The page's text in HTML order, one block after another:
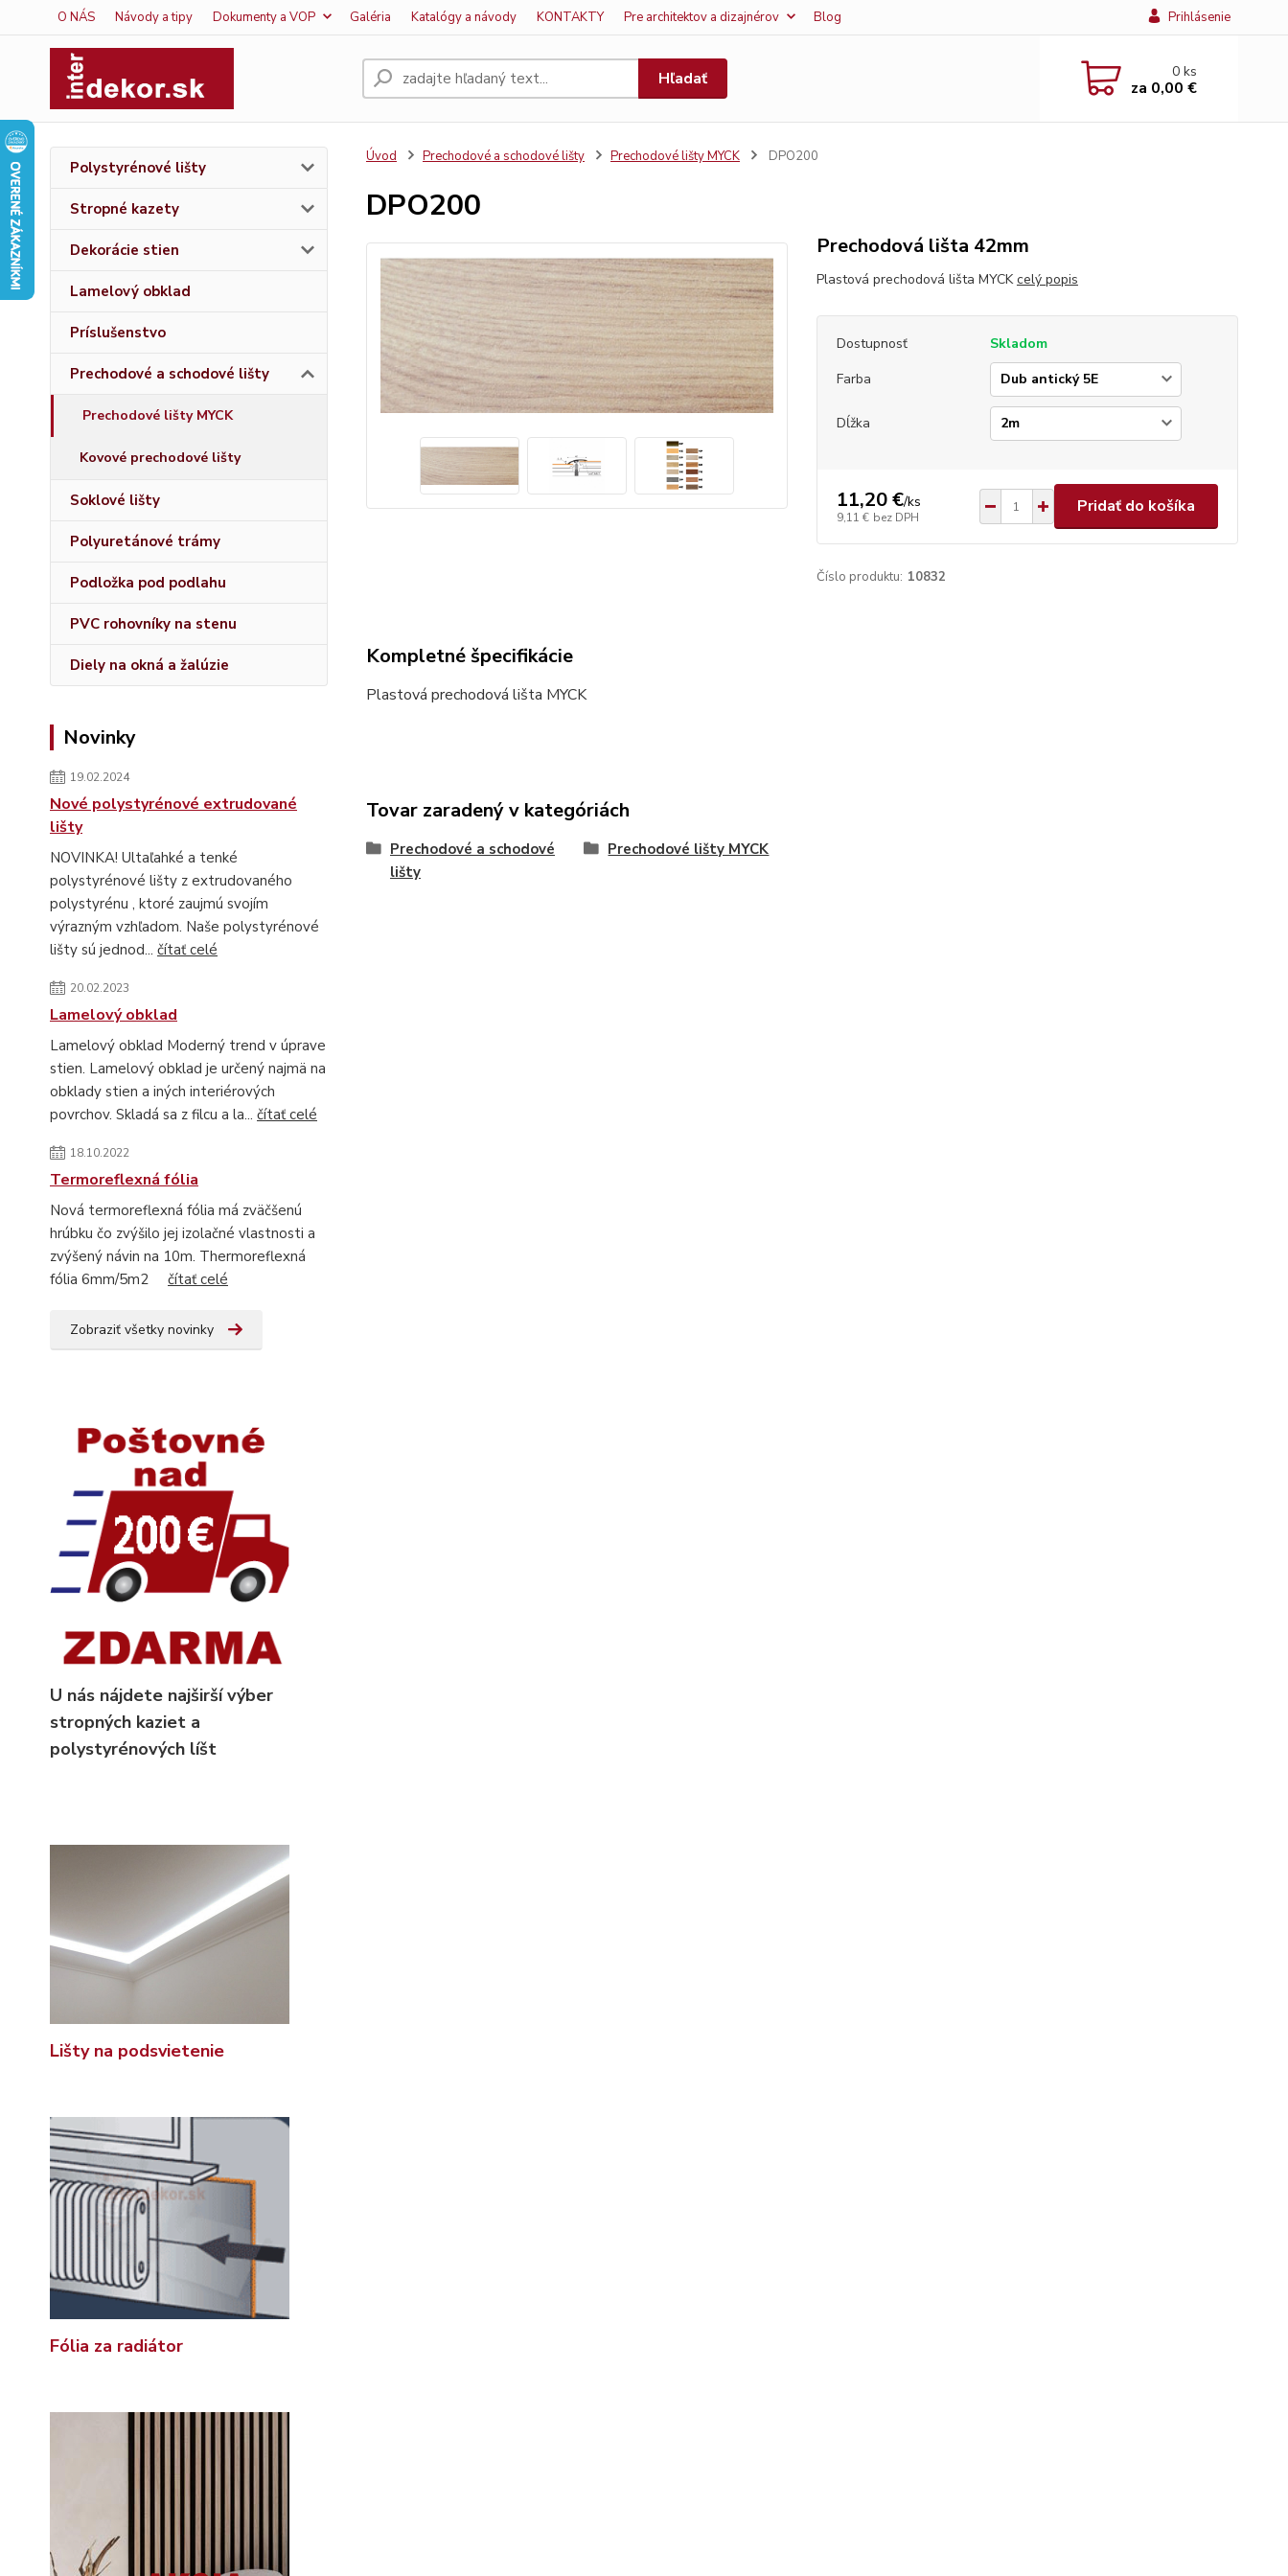
O NÁS Návody a tipy Dokumenty a VOP Galéria Katalógy a návody KONTAKTY Pre architektov a dizajnérov Blog Prihlásenie
Hľadať 0ks
za 0,00 €
Polystyrénové lišty
Stropné kazety
Dekorácie stien
Lamelový obklad
Príslušenstvo
Prechodové a schodové lišty
Prechodové lišty MYCK
Kovové prechodové lišty
Soklové lišty
Polyuretánové trámy
Podložka pod podlahu
PVC rohovníky na stenu
Diely na okná a žalúzie
Novinky
19.02.2024
Nové polystyrénové extrudované
lišty
NOVINKA! Ultaľahké a tenké
polystyrénové lišty z extrudovaného
polystyrénu , ktoré zaujmú svojím
výrazným vzhľadom. Naše polystyrénové
lišty sú jednod... čítať celé
20.02.2023
Lamelový obklad
Lamelový obklad Moderný trend v úprave
stien. Lamelový obklad je určený najmä na
obklady stien a iných interiérových
povrchov. Skladá sa z filcu a la... čítať celé
18.10.2022
Termoreflexná fólia
Nová termoreflexná fólia má zväčšenú
hrúbku čo zvýšilo jej izolačné vlastnosti a
zvýšený návin na 10m. Thermoreflexná
fólia 6mm/5m2 čítať celé
Zobraziť všetky novinky
U nás nájdete najširší výber
stropných kaziet a
polystyrénových líšt
Lišty na podsvietenie
Fólia za radiátor
Úvod Prechodové a schodové lišty Prechodové lišty MYCK DPO200
DPO200
Prechodová lišta 42mm
Plastová prechodová lišta MYCKcelý popis
Dostupnosť
Skladom
Farba
Dĺžka
11,20 €/ks
9,11 € bez DPH
Pridať do košíka
Číslo produktu: 10832
Kompletné špecifikácie
Plastová prechodová lišta MYCK
Tovar zaradený v kategóriách
Prechodové a schodové
lišty
Prechodové lišty MYCK